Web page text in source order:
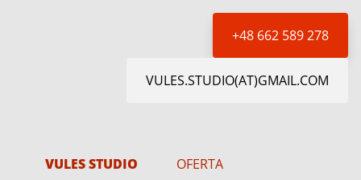
+48 662 589 278
VULES.STUDIO(AT)GMAIL.COM
VULES STUDIO OFERTA
02 Listopada 2025